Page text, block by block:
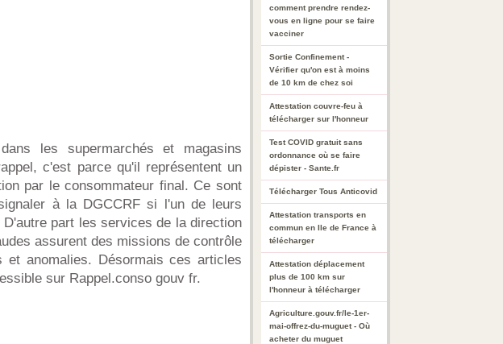
les supermarchés et magasins
c'est parce qu'il représentent un
par le consommateur final. Ce sont
à la DGCCRF si l'un de leurs
part les services de la direction
assurent des missions de contrôle
anomalies. Désormais ces articles
sur Rappel.conso gouv fr.
comment prendre rendez-
vous en ligne pour se faire
vacciner
Sortie Confinement -
Vérifier qu'on est à moins
de 10 km de chez soi
Attestation couvre-feu à
télécharger sur l'honneur
Test COVID gratuit sans
ordonnance où se faire
dépister - Sante.fr
Télécharger Tous Anticovid
Attestation transports en
commun en Ile de France à
télécharger
Attestation déplacement
plus de 100 km sur
l'honneur à télécharger
Agriculture.gouv.fr/le-1er-
mai-offrez-du-muguet - Où
acheter du muguet